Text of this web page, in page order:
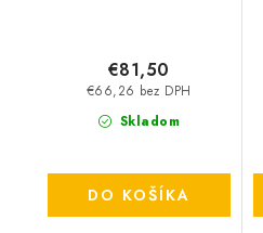
Skladom
€66,26 bez DPH
€81,50
DO KOŠÍKA